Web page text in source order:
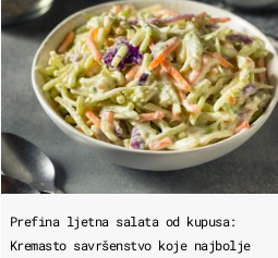
Prefina ljetna salata od kupusa:
Kremasto savršenstvo koje najbolje